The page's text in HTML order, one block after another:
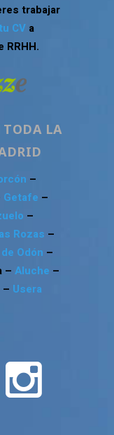
trabajar
CV a
RRHH.
TODA LA
–
Getafe –
–
Rozas –
Odón –
– Aluche –
– Usera